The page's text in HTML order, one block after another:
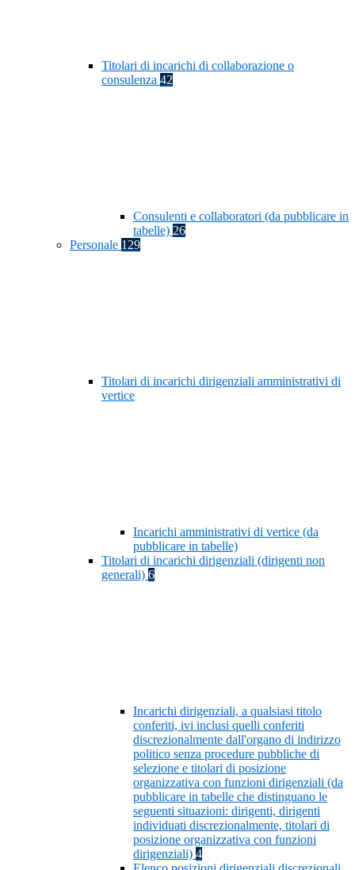
Titolari di incarichi di collaborazione o
consulenza 42
Consulenti e collaboratori (da pubblicare in
tabelle) 26
Personale 129
Titolari di incarichi dirigenziali amministrativi di
vertice
Incarichi amministrativi di vertice (da
pubblicare in tabelle)
Titolari di incarichi dirigenziali (dirigenti non
generali) 6
Incarichi dirigenziali, a qualsiasi titolo
conferiti, ivi inclusi quelli conferiti
discrezionalmente dall'organo di indirizzo
politico senza procedure pubbliche di
selezione e titolari di posizione
organizzativa con funzioni dirigenziali (da
pubblicare in tabelle che distinguano le
seguenti situazioni: dirigenti, dirigenti
individuati discrezionalmente, titolari di
posizione organizzativa con funzioni
dirigenziali) 4